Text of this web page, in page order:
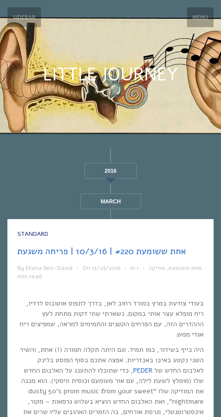
SIDEBAR MENU
LITTLE JOURNEY
2016
MARCH
STANDARD
אחת ששומעת #220 | 10/3/16 | פריחה משגעת
By Eliana Ben-David • On 13/03/2016 • In אחת ששומעת, מוזיקה •
1
min read
בעודי צודעת במרץ במורד רחוב לאן, בדרך לתפוס אוטובוס לרדיו,
ריח מופלא עצר אותי במקום. נשארתי שתי דקות מתחת לעץ
הההדרים הזה, עם הפרחים הקטנים והתמימים למראה, שמפיצים ריח
אגדי ממש.
היה כייף בשידור, כמו תמיד. וגם היתה תקלה חמורה (!) אחת, והשיר
השני נקטע באיבו באכזריות. אפצה אתכם בסוף הפוסט בלינק
לאלבום החדש של PEDER, כדי שתוכלו להתענג על האלבום החדש
שלו (מומלץ לשעת לילה, עם אור מעומעם וכוסית וויסקי). הוא מכנה
את המוזיקה שלו “dusty 50’s prom music from your sweet
nightmare”, ואת האלבום החדש הוציא בשלוש גרסאות – מקור,
אינסטרומנטלי, וגרסת אורחים, בה הזמרים האהובים עליו שרים את